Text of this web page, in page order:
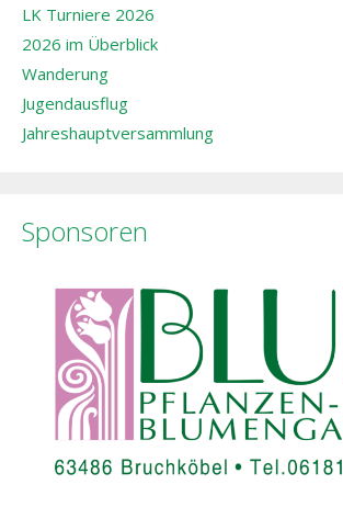
LK Turniere 2026
2026 im Überblick
Wanderung
Jugendausflug
Jahreshauptversammlung
Sponsoren